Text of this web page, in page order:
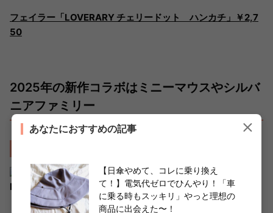
フェイラー「LOVERARY チェリードット ハンカチ」￥2,7
50
2025年の新作コラボはミニーマウスやシルバ
ニアファミリー
prtimes.jp
あなたにおすすめの記事
【日傘やめて、コレに乗り換え
て！】電気代ゼロでひんやり！「車
に乗る時もスッキリ」やっと理想の
商品に出会えた〜！